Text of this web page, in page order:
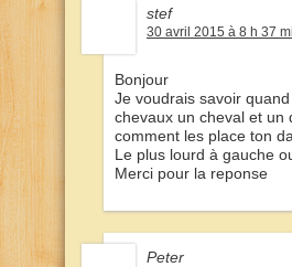
stef
30 avril 2015 à 8 h 37
Bonjour
Je voudrais savoir
chevaux un cheval et un
comment les place ton
Le plus lourd à gauche
Merci pour la reponse
Peter